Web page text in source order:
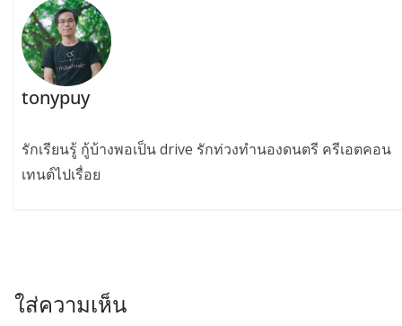
tonypuy
รักเรียนรู้ กู้บ้างพอเป็น drive รักท่วงทำนองดนตรี ครีเอตคอน
เทนต์ไปเรื่อย
ใส่ความเห็น